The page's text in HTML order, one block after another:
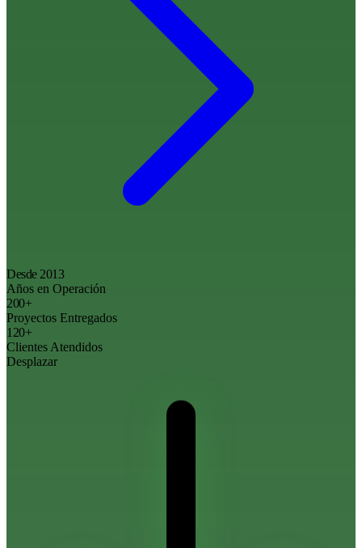
Desde 2013
Años en Operación
200+
Proyectos Entregados
120+
Clientes Atendidos
Desplazar